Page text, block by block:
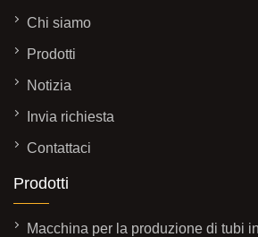
Chi siamo
Prodotti
Notizia
Invia richiesta
Contattaci
Prodotti
Macchina per la produzione di tubi